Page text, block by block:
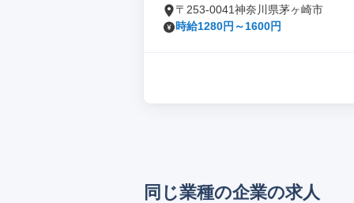
〒253-0041神奈川県茅ヶ崎市
時給1280円～1600円
同じ業種の企業の求人